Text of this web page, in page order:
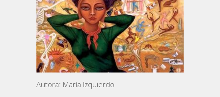
Autora: María Izquierdo